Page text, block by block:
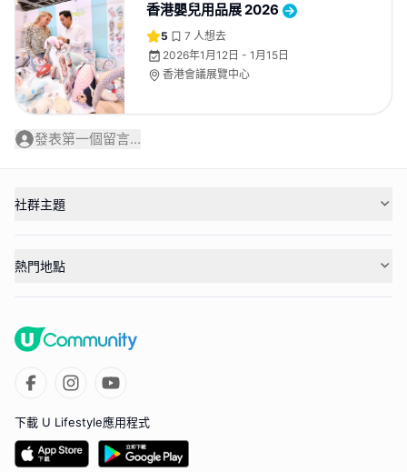
香港嬰兒用品展 2026
5 7 人想去
2026年1月12日 - 1月15日
香港會議展覽中心
發表第一個留言...
社群主題
熱門地點
下載 U Lifestyle應用程式